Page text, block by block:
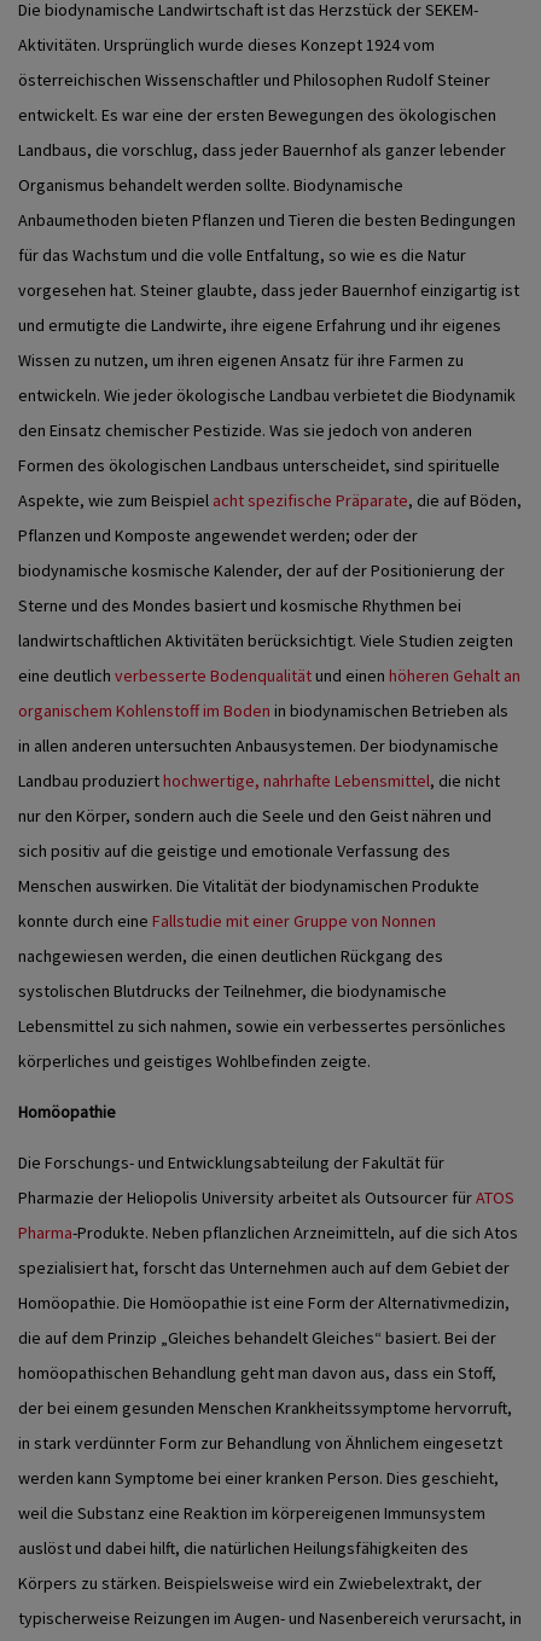
Die biodynamische Landwirtschaft ist das Herzstück der SEKEM-
Aktivitäten. Ursprünglich wurde dieses Konzept 1924 vom
österreichischen Wissenschaftler und Philosophen Rudolf Steiner
entwickelt. Es war eine der ersten Bewegungen des ökologischen
Landbaus, die vorschlug, dass jeder Bauernhof als ganzer lebender
Organismus behandelt werden sollte. Biodynamische
Anbaumethoden bieten Pflanzen und Tieren die besten Bedingungen
für das Wachstum und die volle Entfaltung, so wie es die Natur
vorgesehen hat. Steiner glaubte, dass jeder Bauernhof einzigartig ist
und ermutigte die Landwirte, ihre eigene Erfahrung und ihr eigenes
Wissen zu nutzen, um ihren eigenen Ansatz für ihre Farmen zu
entwickeln. Wie jeder ökologische Landbau verbietet die Biodynamik
den Einsatz chemischer Pestizide. Was sie jedoch von anderen
Formen des ökologischen Landbaus unterscheidet, sind spirituelle
Aspekte, wie zum Beispiel acht spezifische Präparate, die auf Böden,
Pflanzen und Komposte angewendet werden; oder der
biodynamische kosmische Kalender, der auf der Positionierung der
Sterne und des Mondes basiert und kosmische Rhythmen bei
landwirtschaftlichen Aktivitäten berücksichtigt. Viele Studien zeigten
eine deutlich verbesserte Bodenqualitätund einen höheren Gehalt an
organischem Kohlenstoff im Boden in biodynamischen Betrieben als
in allen anderen untersuchten Anbausystemen. Der biodynamische
Landbau produzierthochwertige, nahrhafte Lebensmittel, die nicht
nur den Körper, sondern auch die Seele und den Geist nähren und
sich positiv auf die geistige und emotionale Verfassung des
Menschen auswirken. Die Vitalität der biodynamischen Produkte
konnte durch eine Fallstudie mit einer Gruppe von Nonnen
nachgewiesen werden, die einen deutlichen Rückgang des
systolischen Blutdrucks der Teilnehmer, die biodynamische
Lebensmittel zu sich nahmen, sowie ein verbessertes persönliches
körperliches und geistiges Wohlbefinden zeigte.
Homöopathie
Die Forschungs- und Entwicklungsabteilung der Fakultät für
Pharmazie der Heliopolis University arbeitet als Outsourcer fürATOS
Pharma-Produkte. Neben pflanzlichen Arzneimitteln, auf die sich Atos
spezialisiert hat, forscht das Unternehmen auch auf dem Gebiet der
Homöopathie. Die Homöopathie ist eine Form der Alternativmedizin,
die auf dem Prinzip „Gleiches behandelt Gleiches“ basiert. Bei der
homöopathischen Behandlung geht man davon aus, dass ein Stoff,
der bei einem gesunden Menschen Krankheitssymptome hervorruft,
in stark verdünnter Form zur Behandlung von Ähnlichem eingesetzt
werden kann Symptome bei einer kranken Person. Dies geschieht,
weil die Substanz eine Reaktion im körpereigenen Immunsystem
auslöst und dabei hilft, die natürlichen Heilungsfähigkeiten des
Körpers zu stärken. Beispielsweise wird ein Zwiebelextrakt, der
typischerweise Reizungen im Augen- und Nasenbereich verursacht, in